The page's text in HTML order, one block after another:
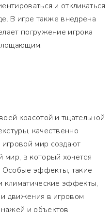
и откликаться
В игре также внедрена
погружение игрока
красотой и тщательной
качественно
мир создают
в который хочется
Особые эффекты, такие
климатические эффекты,
движения в игровом
и объектов